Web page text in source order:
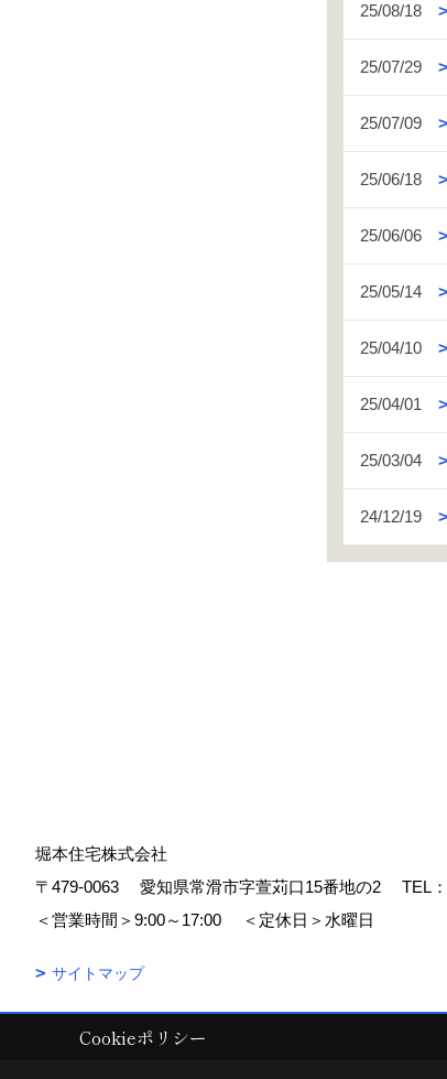
25/08/18
25/07/29
25/07/09
25/06/18
25/06/06
25/05/14
25/04/10
25/04/01
25/03/04
24/12/19
堀本住宅株式会社
〒479-0063
愛知県常滑市字萱苅口15番地の2 TEL：
＜営業時間＞9:00～17:00
＜定休日＞水曜日
サイトマップ
Copyright (c) 堀本住宅株式会社. All Rights Reserved.
Cookieポリシー